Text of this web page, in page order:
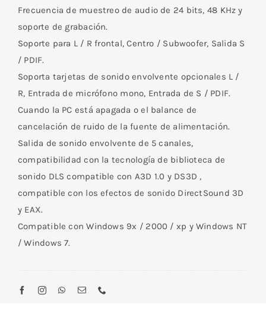
Frecuencia de muestreo de audio de 24 bits, 48 ​​KHz y
soporte de grabación.
Soporte para L / R frontal, Centro / Subwoofer, Salida S
/ PDIF.
Soporta tarjetas de sonido envolvente opcionales L /
R, Entrada de micrófono mono, Entrada de S / PDIF.
Cuando la PC está apagada o el balance de
cancelación de ruido de la fuente de alimentación.
Salida de sonido envolvente de 5 canales,
compatibilidad con la tecnología de biblioteca de
sonido DLS compatible con A3D 1.0 y DS3D ,
compatible con los efectos de sonido DirectSound 3D
y EAX.
Compatible con Windows 9x / 2000 / xp y Windows NT
/ Windows 7.